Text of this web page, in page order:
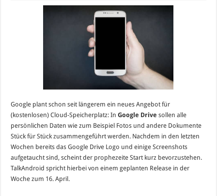
Google plant schon seit längerem ein neues Angebot für
(kostenlosen) Cloud-Speicherplatz: InGoogle Drive sollen alle
persönlichen Daten wie zum Beispiel Fotos und andere Dokumente
Stück für Stück zusammengeführt werden. Nachdem in den letzten
Wochen bereits das Google Drive Logo und einige Screenshots
aufgetaucht sind, scheint der prophezeite Start kurz bevorzustehen.
TalkAndroid spricht hierbei von einem geplanten Release in der
Woche zum 16. April.